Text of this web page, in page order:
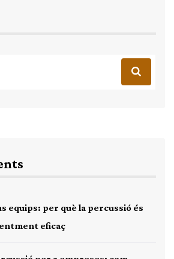
equips: per què la percussió és
eficaç